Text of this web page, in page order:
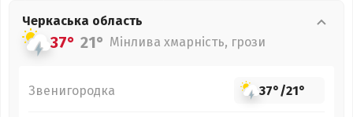
Черкаська область
37° 21° Мінлива хмарність, грози
Звенигородка 37°/21°